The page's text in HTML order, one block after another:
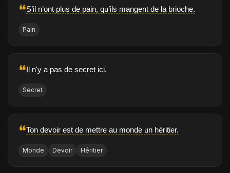
❝S’il n’ont plus de pain, qu’ils mangent de la brioche.
Pain
❝Il n'y a pas de secret ici.
Secret
❝Ton devoir est de mettre au monde un héritier.
Monde Devoir Héritier